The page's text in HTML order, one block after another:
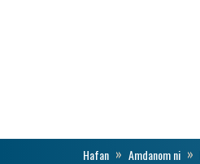
Hafan Amdanom ni